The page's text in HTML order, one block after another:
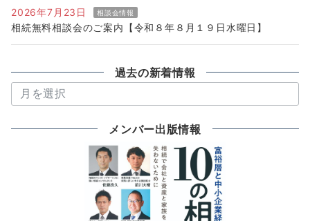
2026年7月23日 相談会情報
相続無料相談会のご案内【令和８年８月１９日水曜日】
過去の新着情報
去
メンバー出版情報